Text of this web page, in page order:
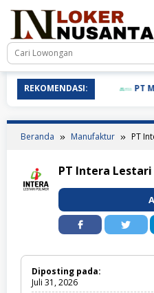
REKOMENDASI: PT
Beranda Manufaktur PT
PT Intera
Diposting pada:
Juli 31, 2026